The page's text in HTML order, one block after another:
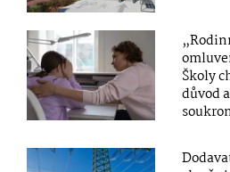
Školy
důvod